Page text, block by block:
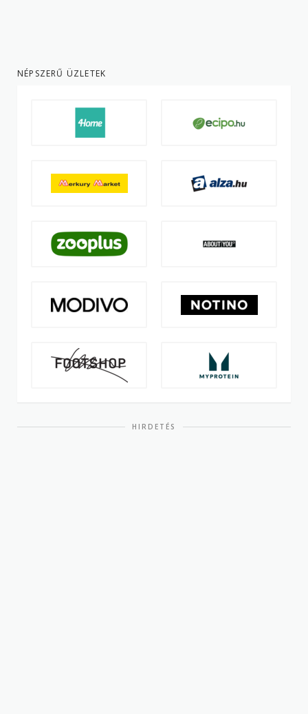
NÉPSZERŰ ÜZLETEK
HIRDETÉS